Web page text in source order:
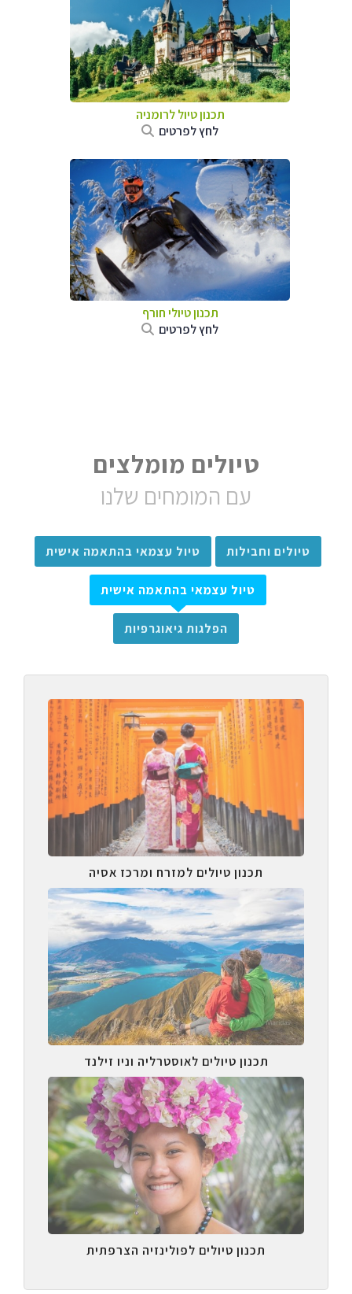
תכנון טיול לרומניה
לחץ לפרטים
תכנון טיולי חורף
לחץ לפרטים
טיולים מומלצים
עם המומחים שלנו
טיולים וחבילות טיול עצמאי בהתאמה אישית
טיול עצמאי בהתאמה אישית
הפלגות גיאוגרפיות
תכנון טיולים למזרח ומרכז אסיה
תכנון טיולים לאוסטרליה וניו זילנד
תכנון טיולים לפולינזיה הצרפתית